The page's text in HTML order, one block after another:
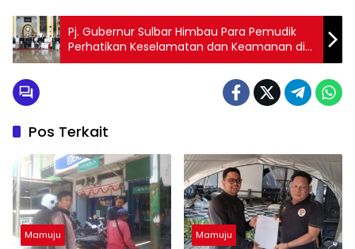
Pj. Gubernur Sulbar Himbau Para Pemudik
Perhatikan Keselamatan dan Keamanan di
Jalan
Pos Terkait
Mamuju Mamuju